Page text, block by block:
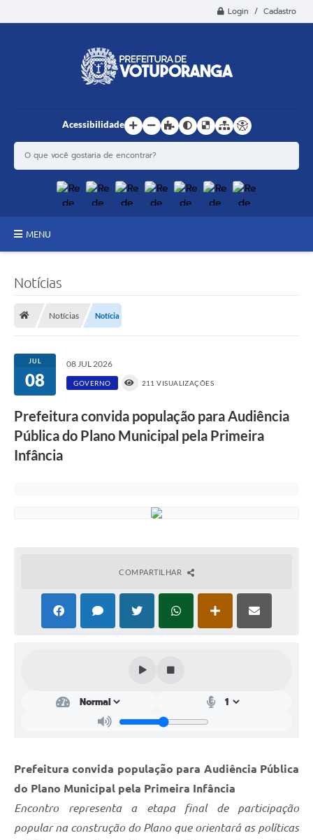
Login / Cadastro
Acessibilidade
MENU
A História
Notícias
Diário Oficial
Prestação de Contas
Contas Públicas
Audiências Públicas
Telefones Úteis
Emprega
Notícias
Notícias Notícia
JUL
08
08 JUL 2026
GOVERNO 211 VISUALIZAÇÕES
Prefeitura convida população para Audiência
Pública do Plano Municipal pela Primeira
Infância
COMPARTILHAR
Prefeitura convida população para Audiência Pública
do Plano Municipal pela Primeira Infância
Encontro representa a etapa final de participação
popular na construção do Plano que orientará as políticas